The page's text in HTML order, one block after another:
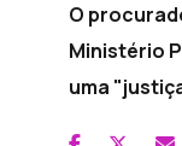
O
Ministério
uma